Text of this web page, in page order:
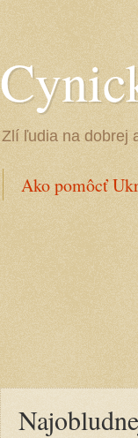
Zlí ľudia na dobrej
Ako pomôcť